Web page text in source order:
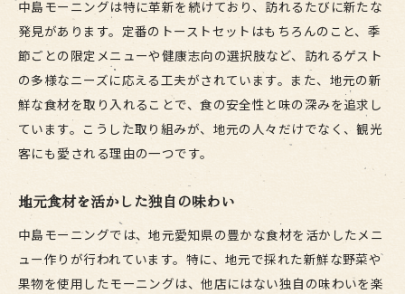
中島モーニングは特に革新を続けており、訪れるたびに新たな
発見があります。定番のトーストセットはもちろんのこと、季
節ごとの限定メニューや健康志向の選択肢など、訪れるゲスト
の多様なニーズに応える工夫がされています。また、地元の新
鮮な食材を取り入れることで、食の安全性と味の深みを追求し
ています。こうした取り組みが、地元の人々だけでなく、観光
客にも愛される理由の一つです。
地元食材を活かした独自の味わい
中島モーニングでは、地元愛知県の豊かな食材を活かしたメニ
ュー作りが行われています。特に、地元で採れた新鮮な野菜や
果物を使用したモーニングは、他店にはない独自の味わいを楽